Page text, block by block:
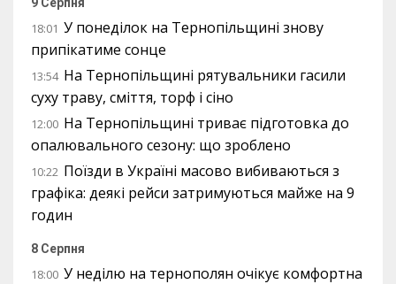
18:01 У понеділок на Тернопільщині знову
припікатиме сонце
13:54 На Тернопільщині рятувальники гасили
суху траву, сміття, торф і сіно
12:00 На Тернопільщині триває підготовка до
опалювального сезону: що зроблено
10:22 Поїзди в Україні масово вибиваються з
графіка: деякі рейси затримуються майже на 9
годин
8 Серпня
18:00 У неділю на тернополян очікує комфортна